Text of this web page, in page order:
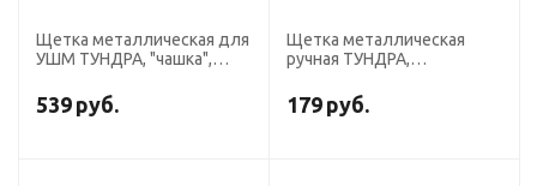
Щетка металлическая для
УШМ ТУНДРА, "чашка",
539 руб.
Щетка металлическая
ручная ТУНДРА,
пластиковая с рукояткой,
4-рядная
179 руб.